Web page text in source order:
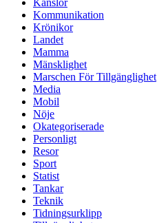
Kommunikation
Krönikor
Landet
Mamma
Mänsklighet
Marschen För Tillgänglighet
Media
Mobil
Nöje
Okategoriserade
Personligt
Resor
Sport
Statist
Tankar
Teknik
Tidningsurklipp